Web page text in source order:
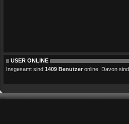
USER ONLINE
Insgesamt sind 1409 Benutzer online. Davon